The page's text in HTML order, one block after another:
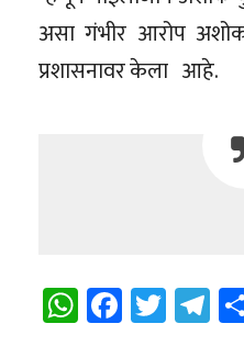
असा गंभीर आरोप
प्रशासनावर केला आहे.
WhatsApp